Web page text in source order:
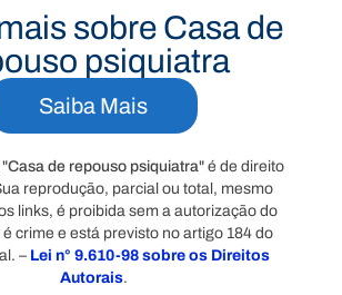
sobre Casa de
psiquiatra
Saiba Mais
Casa de repouso psiquiatra" é de direito
reprodução, parcial ou total, mesmo
links, é proibida sem a autorização do
crime e está previsto no artigo 184 do
– Lei n° 9.610-98 sobre os Direitos
Autorais.